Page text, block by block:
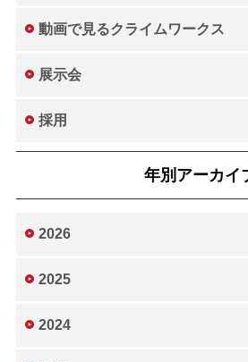
動画で見るクライムワークス
展示会
採用
年別アーカイ
2026
2025
2024